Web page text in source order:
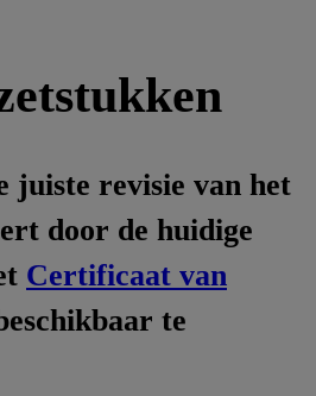
juiste revisie van het
door de huidige
Certificaat van
te